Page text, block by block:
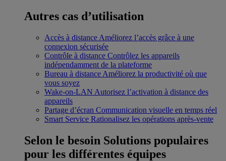
Autres cas d’utilisation
Accès à distance Améliorez l’accès grâce à une
connexion sécurisée
Contrôle à distance Contrôlez les appareils
indépendamment de la plateforme
Bureau à distance Améliorez la productivité où que
vous soyez
Wake-on-LAN Autorisez l’activation à distance des
appareils
Partage d’écran Communication visuelle en temps réel
Smart Service Rationalisez les opérations après-vente
Selon le besoin Solutions populaires
pour les différentes équipes